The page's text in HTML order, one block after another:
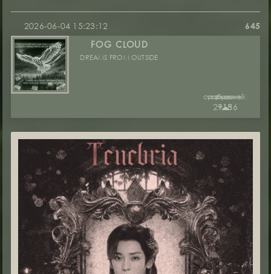
645
2026-06-04 15:23:12
FOG CLOUD
DREAMS FROM OUTSIDE
руны:
☁︎
сообщений:
29186
уважение:
+15